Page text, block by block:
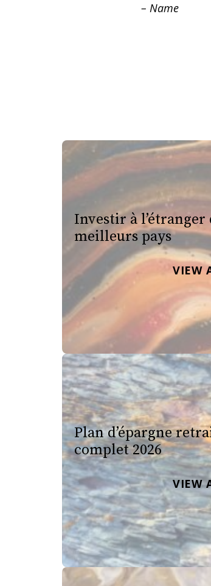
– Name
Investir à l’étranger
meilleurs pays
VIEW
Plan d’épargne
complet 2026
VIEW